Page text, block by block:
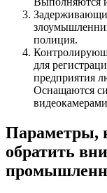
полиция.
для
предприятия
Оснащаются
Параметры,
обратить